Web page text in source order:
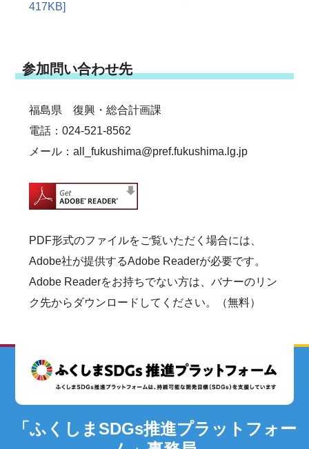
417KB]
参加問い合わせ先
福島県 復興・総合計画課
電話：024-521-8562
メール：all_fukushima@pref.fukushima.lg.jp
PDF形式のファイルをご覧いただく場合には、
Adobe社が提供するAdobe Readerが必要です。
Adobe Readerをお持ちでない方は、バナーのリン
ク先からダウンロードしてください。（無料）
「ふくしまSDGs推進プラットフォー